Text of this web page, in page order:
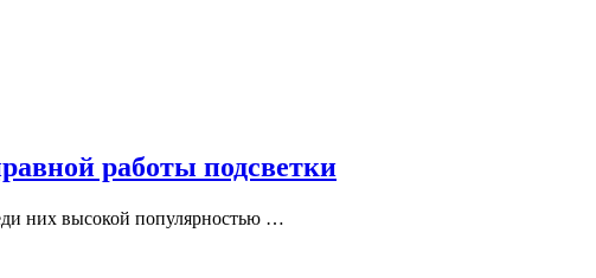
работы подсветки
них высокой популярностью …